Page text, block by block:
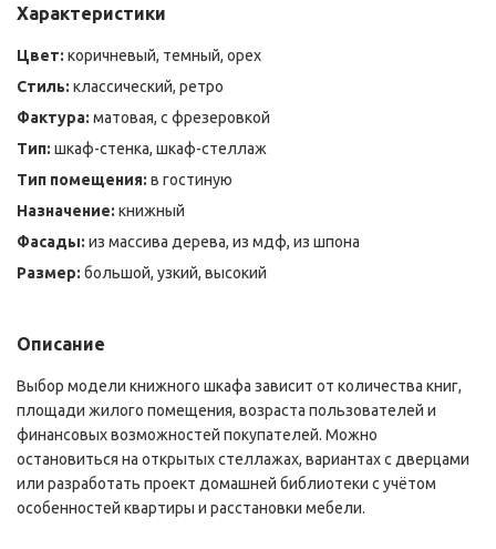
Характеристики
Цвет: коричневый, темный, орех
Стиль: классический, ретро
Фактура: матовая, с фрезеровкой
Тип: шкаф-стенка, шкаф-стеллаж
Тип помещения: в гостиную
Назначение: книжный
Фасады: из массива дерева, из мдф, из шпона
Размер: большой, узкий, высокий
Описание
Выбор модели книжного шкафа зависит от количества книг,
площади жилого помещения, возраста пользователей и
финансовых возможностей покупателей. Можно
остановиться на открытых стеллажах, вариантах с дверцами
или разработать проект домашней библиотеки с учётом
особенностей квартиры и расстановки мебели.